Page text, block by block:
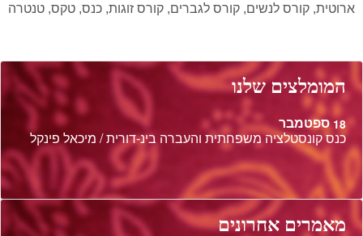
ארוטית, קורס לנשים, קורס לגברים, קורס זוגות, כנס, טקס, טנטרה
המומלצים שלנו
ספטמבר 18
כנס קונסטלציה משפחתית והעברה בינ-דורית / מיכאל פינקל
מאמרים אחרונים